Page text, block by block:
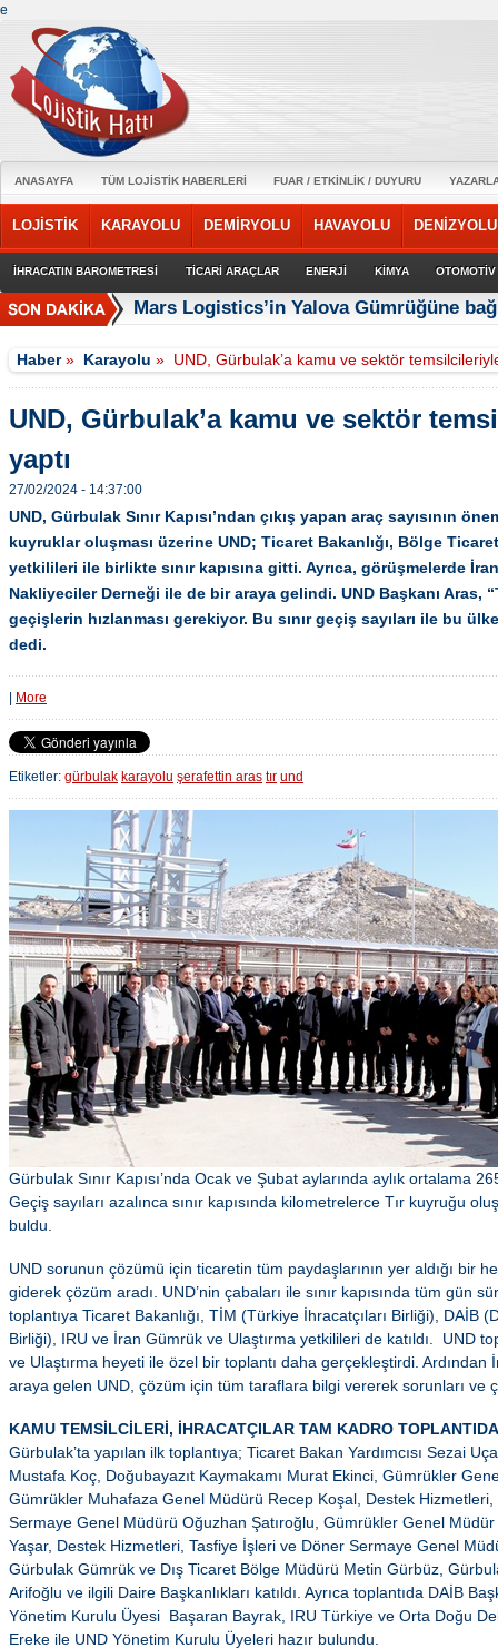
e
ANASAYFA TÜM LOJİSTİK HABERLERİ FUAR / ETKİNLİK / DUYURU
LOJİSTİK KARAYOLU DEMİRYOLU HAVAYOLU DENİZYOLU
İHRACATIN BAROMETRESİ TİCARİ ARAÇLAR ENERJİ KİMYA OTOMOTİV
Mars Logistics’in Yalova Gümrüğüne
Haber» Karayolu » UND, Gürbulak’a kamu ve sektör
UND, Gürbulak’a kamu ve sektör
yaptı
27/02/2024 - 14:37:00
UND, Gürbulak Sınır Kapısı’ndan çıkış yapan araç sayısının
kuyruklar oluşması üzerine UND; Ticaret Bakanlığı, Bölge
yetkilileri ile birlikte sınır kapısına gitti. Ayrıca, görüşmelerde
Nakliyeciler Derneği ile de bir araya gelindi. UND Başkanı Aras,
geçişlerin hızlanması gerekiyor. Bu sınır geçiş sayıları ile bu ülke
dedi.
More
Etiketler: gürbulak karayolu şerafettin aras tır und
Gürbulak Sınır Kapısı’nda Ocak ve Şubat aylarında aylık ortalama
Geçiş sayıları azalınca sınır kapısında kilometrelerce Tır kuyruğu
buldu.
UND sorunun çözümü için ticaretin tüm paydaşlarının yer aldığı bir
giderek çözüm aradı. UND’nin çabaları ile sınır kapısında tüm gün
toplantıya Ticaret Bakanlığı, TİM (Türkiye İhracatçıları Birliği), DAİB
Birliği), IRU ve İran Gümrük ve Ulaştırma yetkilileri de katıldı. UND
ve Ulaştırma heyeti ile özel bir toplantı daha gerçekleştirdi.
araya gelen UND, çözüm için tüm taraflara bilgi vererek sorunları ve
KAMU TEMSİLCİLERİ, İHRACATÇILAR TAM KADRO TOPLANTIDA
Gürbulak’ta yapılan ilk toplantıya; Ticaret Bakan Yardımcısı Sezai
Mustafa Koç, Doğubayazıt Kaymakamı Murat Ekinci, Gümrükler
Gümrükler Muhafaza Genel Müdürü Recep Koşal, Destek
Sermaye Genel Müdürü Oğuzhan Şatıroğlu, Gümrükler Genel Müdür
Yaşar, Destek Hizmetleri, Tasfiye İşleri ve Döner Sermaye Genel
Gürbulak Gümrük ve Dış Ticaret Bölge Müdürü Metin Gürbüz,
Arifoğlu ve ilgili Daire Başkanlıkları katıldı. Ayrıca toplantıda DAİB
Yönetim Kurulu Üyesi Başaran Bayrak, IRU Türkiye ve Orta Doğu
Ereke ile UND Yönetim Kurulu Üyeleri hazır bulundu.